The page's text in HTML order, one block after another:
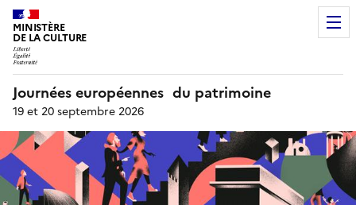
MINISTÈRE
DE LA CULTURE
Journées européennes du patrimoine
19 et 20 septembre 2026